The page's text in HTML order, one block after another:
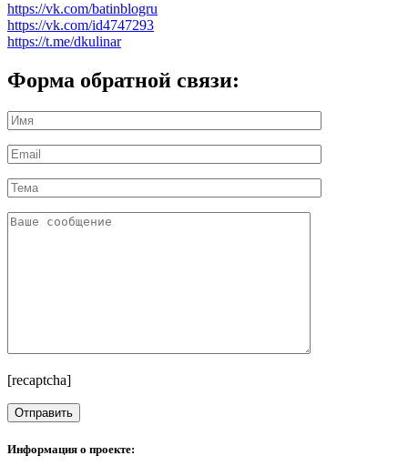
https://vk.com/batinblogru
https://vk.com/id4747293
https://t.me/dkulinar
Форма обратной связи:
[recaptcha]
Информация о проекте: